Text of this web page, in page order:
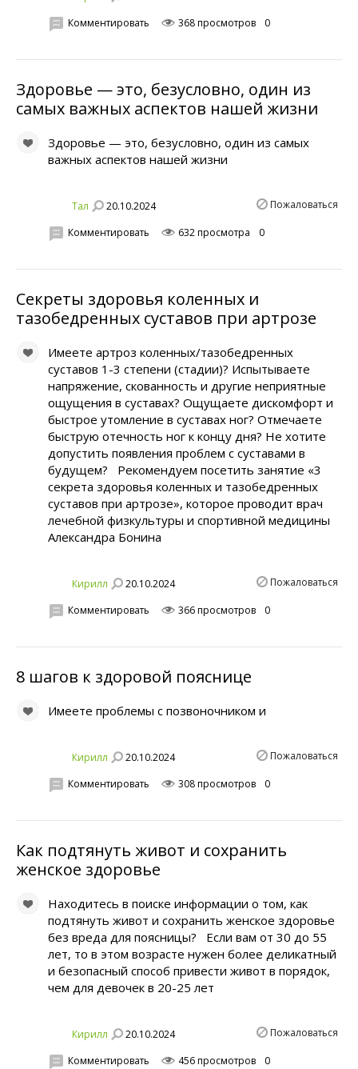
Комментировать 368 просмотров 0
Здоровье — это, безусловно, один из
самых важных аспектов нашей жизни
Здоровье — это, безусловно, один из самых
важных аспектов нашей жизни
Тал 20.10.2024 Пожаловаться
Комментировать 632 просмотра 0
Секреты здоровья коленных и
тазобедренных суставов при артрозе
Имеете артроз коленных/тазобедренных
суставов 1-3 степени (стадии)? Испытываете
напряжение, скованность и другие неприятные
ощущения в суставах? Ощущаете дискомфорт и
быстрое утомление в суставах ног? Отмечаете
быструю отечность ног к концу дня? Не хотите
допустить появления проблем с суставами в
будущем? Рекомендуем посетить занятие «3
секрета здоровья коленных и тазобедренных
суставов при артрозе», которое проводит врач
лечебной физкультуры и спортивной медицины
Александра Бонина
Кирилл 20.10.2024 Пожаловаться
Комментировать 366 просмотров 0
8 шагов к здоровой пояснице
Имеете проблемы с позвоночником и
Кирилл 20.10.2024 Пожаловаться
Комментировать 308 просмотров 0
Как подтянуть живот и сохранить
женское здоровье
Находитесь в поиске информации о том, как
подтянуть живот и сохранить женское здоровье
без вреда для поясницы? Если вам от 30 до 55
лет, то в этом возрасте нужен более деликатный
и безопасный способ привести живот в порядок,
чем для девочек в 20-25 лет
Кирилл 20.10.2024 Пожаловаться
Комментировать 456 просмотров 0